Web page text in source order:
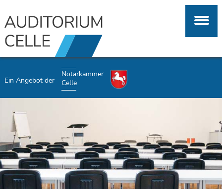
Ein Angebot der
Notarkammer
Celle